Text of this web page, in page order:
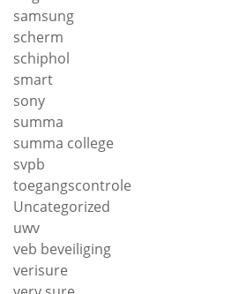
samsung
scherm
schiphol
smart
sony
summa
summa college
svpb
toegangscontrole
Uncategorized
uwv
veb beveiliging
verisure